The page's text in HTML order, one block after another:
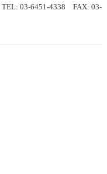
TEL: 03-6451-4338 FAX: 03-